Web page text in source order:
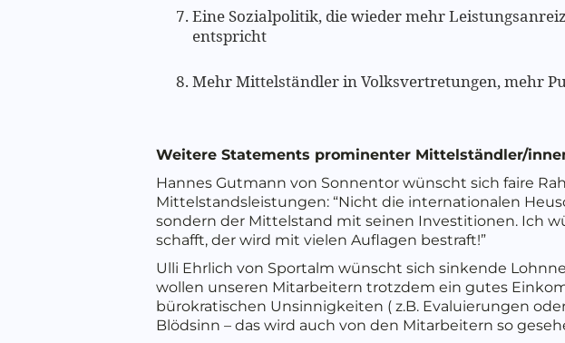
Eine Sozialpolitik, die wieder mehr
entspricht
Mehr Mittelständler in Volksvertretungen, mehr
Weitere Statements prominenter Mittelständler/
Hannes Gutmann von Sonnentor wünscht sich faire
Mittelstandsleistungen: “Nicht die internationalen
sondern der Mittelstand mit seinen Investitionen. Ich
schafft, der wird mit vielen Auflagen bestraft!”
Ulli Ehrlich von Sportalm wünscht sich sinkende
wollen unseren Mitarbeitern trotzdem ein gutes
bürokratischen Unsinnigkeiten ( z.B. Evaluierungen
Blödsinn – das wird auch von den Mitarbeitern so